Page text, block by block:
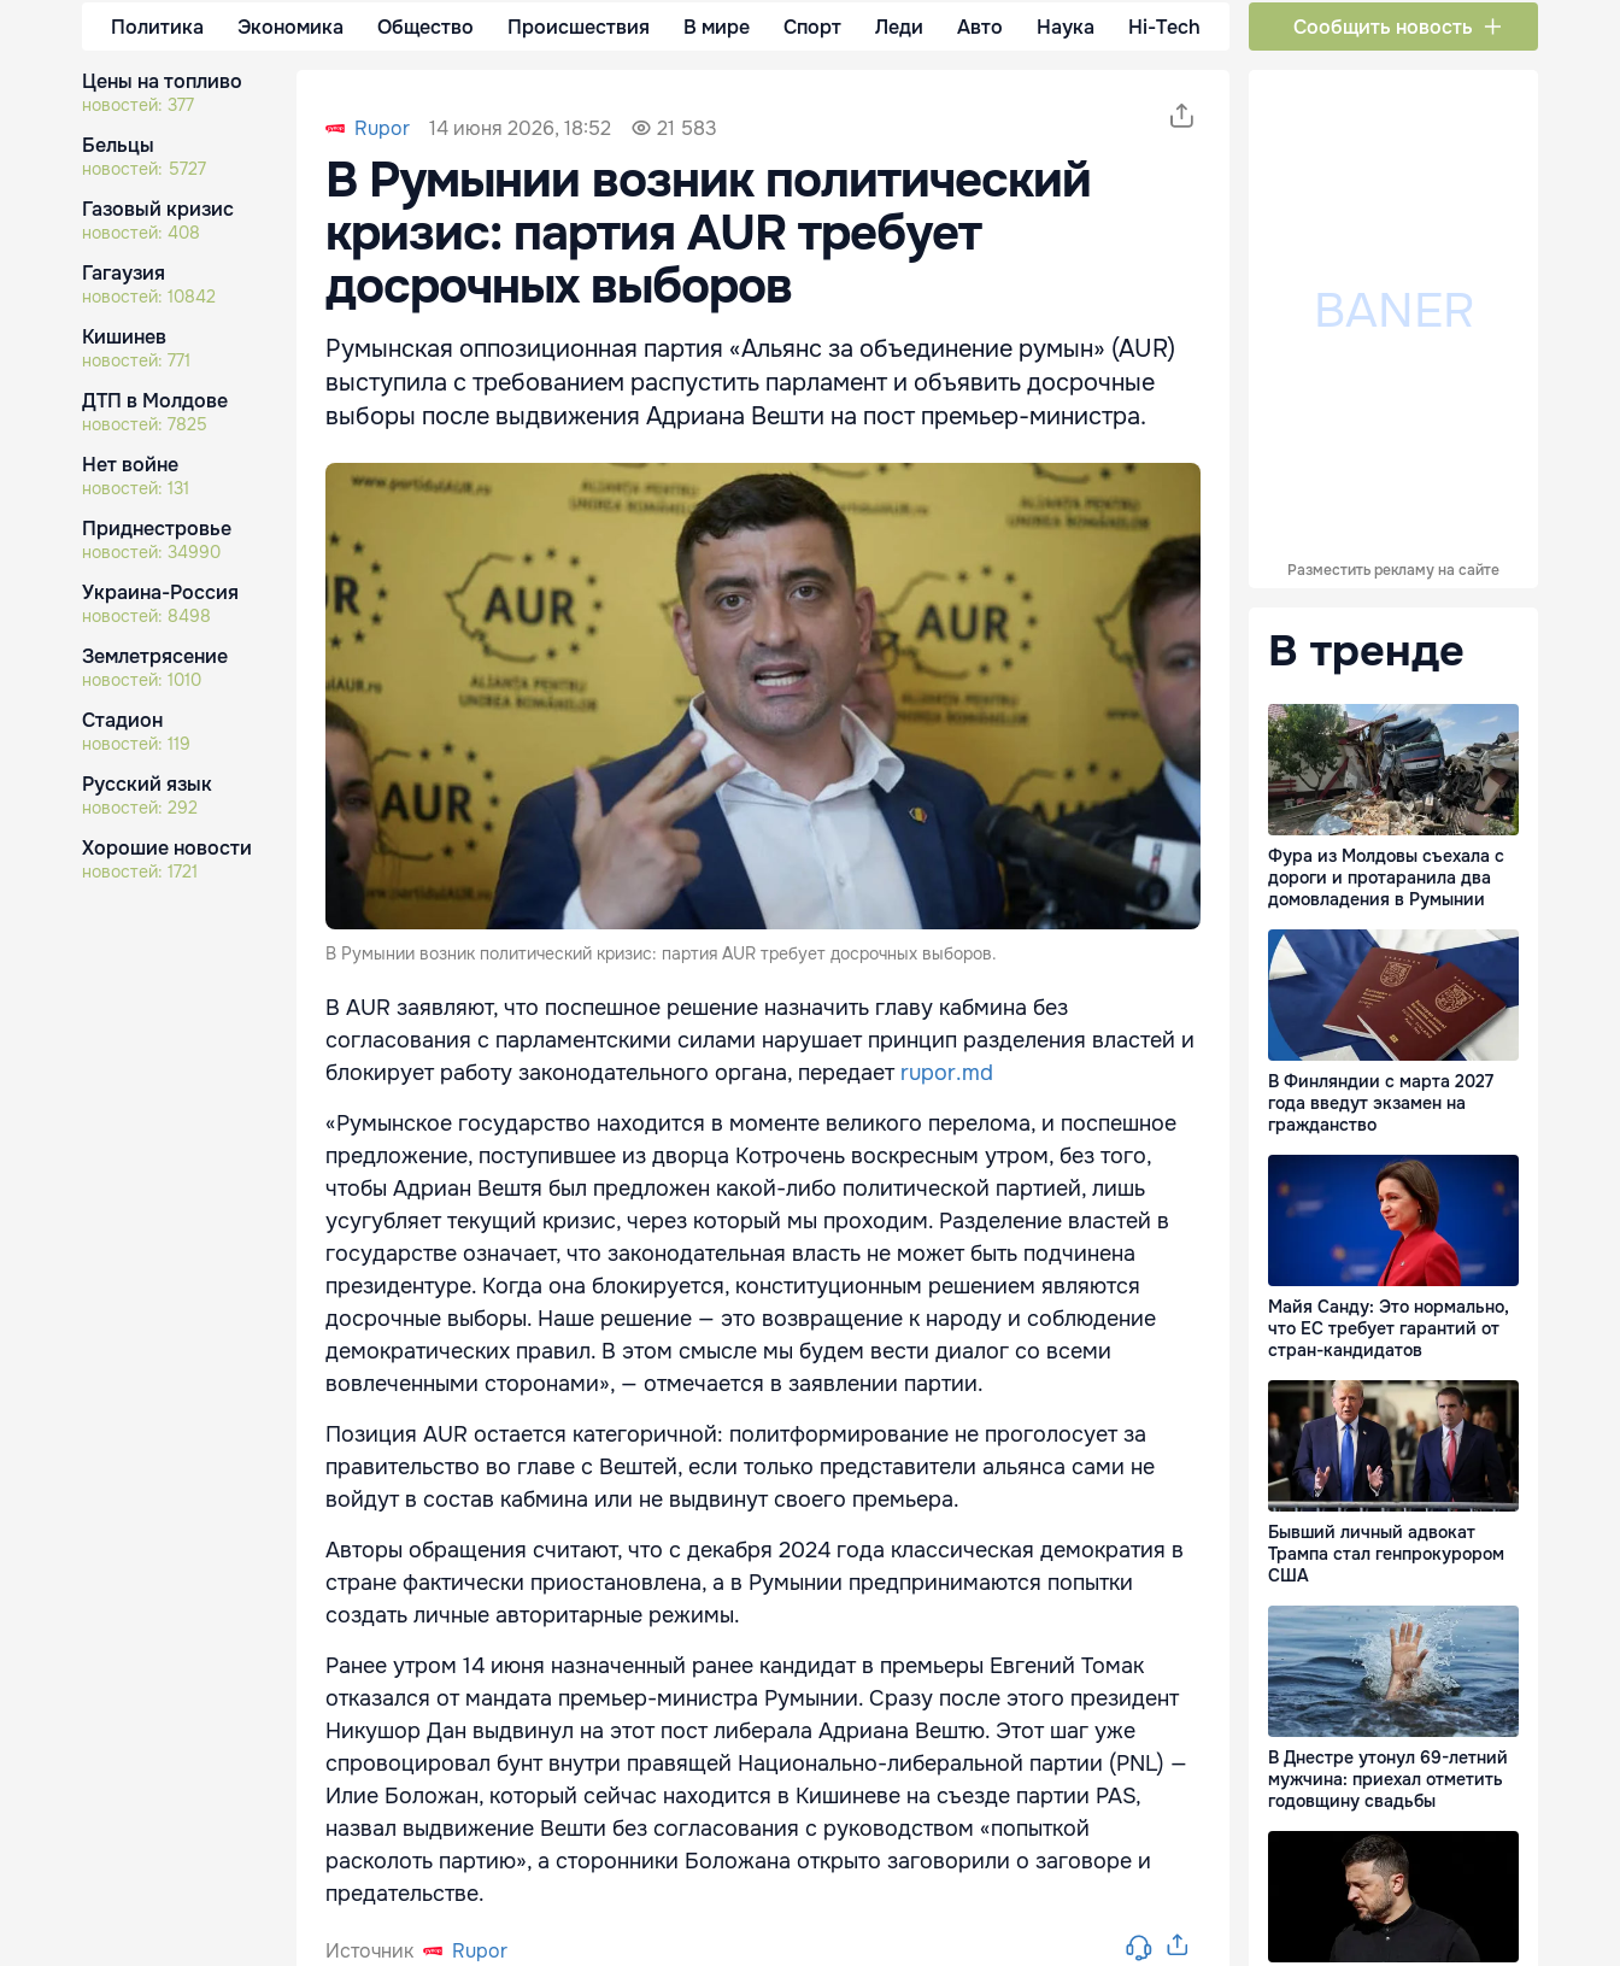
Политика Экономика Общество Происшествия В мире Спорт Леди Авто Наука Hi-Tech Сообщить новость
Цены на топливо
новостей: 377
Бельцы
новостей: 5727
Газовый кризис
новостей: 408
Гагаузия
новостей: 10842
Кишинев
новостей: 771
ДТП в Молдове
новостей: 7825
Нет войне
новостей: 131
Приднестровье
новостей: 34990
Украина-Россия
новостей: 8498
Землетрясение
новостей: 1010
Стадион
новостей: 119
Русский язык
новостей: 292
Хорошие новости
новостей: 1721
Rupor 14 июня 2026, 18:52 21 583
В Румынии возник политический
кризис: партия AUR требует
досрочных выборов
Румынская оппозиционная партия «Альянс за объединение румын» (AUR)
выступила с требованием распустить парламент и объявить досрочные
выборы после выдвижения Адриана Вешти на пост премьер-министра.
В Румынии возник политический кризис: партия AUR требует досрочных выборов.
В AUR заявляют, что поспешное решение назначить главу кабмина без
согласования с парламентскими силами нарушает принцип разделения властей и
блокирует работу законодательного органа, передает rupor.md
«Румынское государство находится в моменте великого перелома, и поспешное
предложение, поступившее из дворца Котрочень воскресным утром, без того,
чтобы Адриан Вештя был предложен какой-либо политической партией, лишь
усугубляет текущий кризис, через который мы проходим. Разделение властей в
государстве означает, что законодательная власть не может быть подчинена
президентуре. Когда она блокируется, конституционным решением являются
досрочные выборы. Наше решение — это возвращение к народу и соблюдение
демократических правил. В этом смысле мы будем вести диалог со всеми
вовлеченными сторонами», — отмечается в заявлении партии.
Позиция AUR остается категоричной: политформирование не проголосует за
правительство во главе с Вештей, если только представители альянса сами не
войдут в состав кабмина или не выдвинут своего премьера.
Авторы обращения считают, что с декабря 2024 года классическая демократия в
стране фактически приостановлена, а в Румынии предпринимаются попытки
создать личные авторитарные режимы.
Ранее утром 14 июня назначенный ранее кандидат в премьеры Евгений Томак
отказался от мандата премьер-министра Румынии. Сразу после этого президент
Никушор Дан выдвинул на этот пост либерала Адриана Вештю. Этот шаг уже
спровоцировал бунт внутри правящей Национально-либеральной партии (PNL) —
Илие Боложан, который сейчас находится в Кишиневе на съезде партии PAS,
назвал выдвижение Вешти без согласования с руководством «попыткой
расколоть партию», а сторонники Боложана открыто заговорили о заговоре и
предательстве.
Источник Rupor
Разместить рекламу на сайте
В тренде
Фура из Молдовы съехала с
дороги и протаранила два
домовладения в Румынии
В Финляндии с марта 2027
года введут экзамен на
гражданство
Майя Санду: Это нормально,
что ЕС требует гарантий от
стран-кандидатов
Бывший личный адвокат
Трампа стал генпрокурором
США
В Днестре утонул 69-летний
мужчина: приехал отметить
годовщину свадьбы